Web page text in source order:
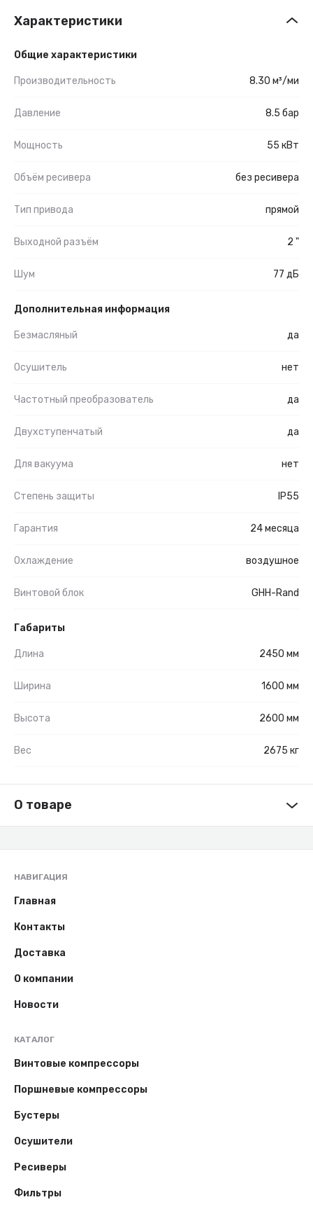
Характеристики
Общие характеристики
Производительность 8.30 м³/ми
Давление 8.5 бар
Мощность 55 кВт
Объём ресивера без ресивера
Тип привода прямой
Выходной разъём 2 "
Шум 77 дБ
Дополнительная информация
Безмасляный да
Осушитель нет
Частотный преобразователь да
Двухступенчатый да
Для вакуума нет
Степень защиты IP55
Гарантия 24 месяца
Охлаждение воздушное
Винтовой блок GHH-Rand
Габариты
Длина 2450 мм
Ширина 1600 мм
Высота 2600 мм
Вес 2675 кг
О товаре
НАВИГАЦИЯ
Главная
Контакты
Доставка
О компании
Новости
КАТАЛОГ
Винтовые компрессоры
Поршневые компрессоры
Бустеры
Осушители
Ресиверы
Фильтры